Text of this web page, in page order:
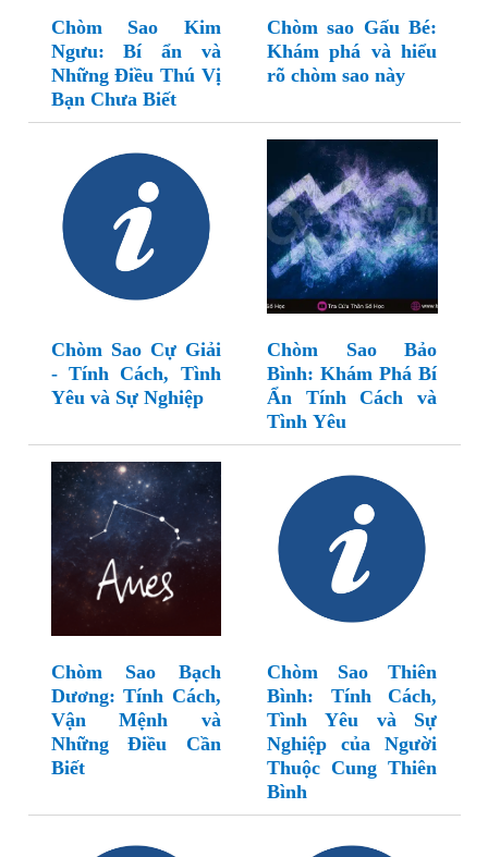
Chòm Sao Kim
Ngưu: Bí ẩn và
Những Điều Thú Vị
Bạn Chưa Biết
Chòm sao Gấu Bé:
Khám phá và hiểu
rõ chòm sao này
Chòm Sao Cự Giải
- Tính Cách, Tình
Yêu và Sự Nghiệp
Chòm Sao Bảo
Bình: Khám Phá Bí
Ẩn Tính Cách và
Tình Yêu
Chòm Sao Bạch
Dương: Tính Cách,
Vận Mệnh và
Những Điều Cần
Biết
Chòm Sao Thiên
Bình: Tính Cách,
Tình Yêu và Sự
Nghiệp của Người
Thuộc Cung Thiên
Bình